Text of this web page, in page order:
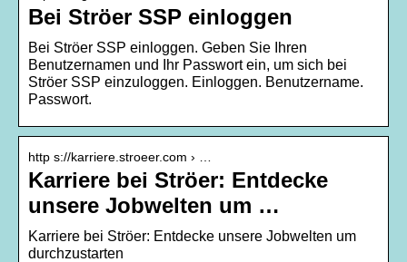
Bei Ströer SSP einloggen
Bei Ströer SSP einloggen. Geben Sie Ihren
Benutzernamen und Ihr Passwort ein, um sich bei
Ströer SSP einzuloggen. Einloggen. Benutzername.
Passwort.
http s://karriere.stroeer.com › …
Karriere bei Ströer: Entdecke
unsere Jobwelten um …
Karriere bei Ströer: Entdecke unsere Jobwelten um
durchzustarten